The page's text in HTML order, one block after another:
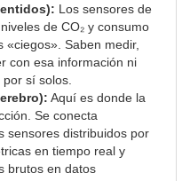
Los sensores de
de CO₂ y consumo
«ciegos». Saben medir,
con esa información ni
sí solos.
Aquí es donde la
Se conecta
sensores distribuidos por
en tiempo real y
brutos en datos